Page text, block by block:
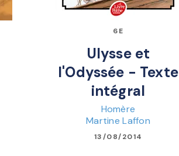
6E
Ulysse et
l'Odyssée - Texte
intégral
Homère
Martine Laffon
13/08/2014